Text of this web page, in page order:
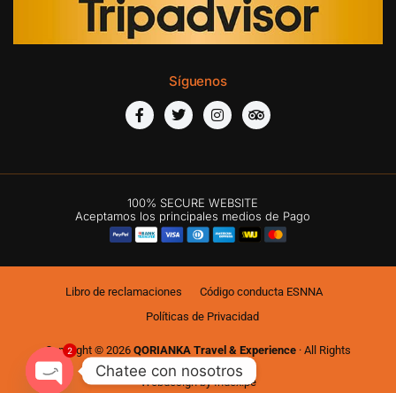
Síguenos
100% SECURE WEBSITE
Aceptamos los principales medios de Pago
Copyright © 2026 QORIANKA Travel & Experience · All Rights
Reserved
Webdesign byIndex.pe
Libro de reclamaciones
Código conducta ESNNA
Políticas de Privacidad
Chatee con nosotros
2